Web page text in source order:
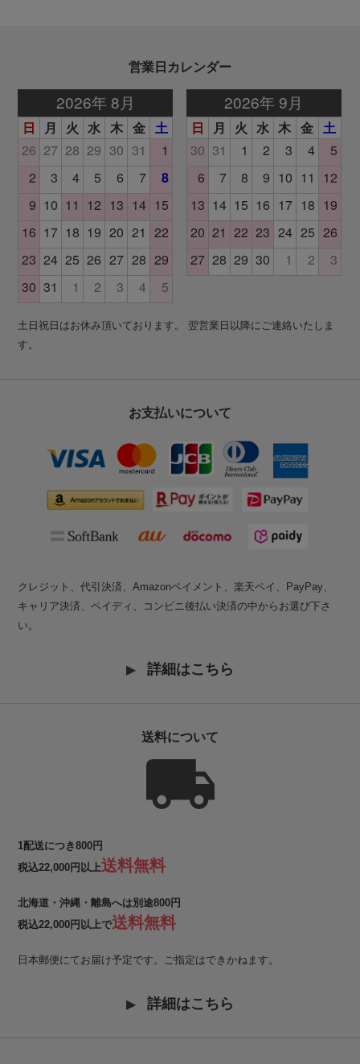
営業日カレンダー
土日祝日はお休み頂いております。 翌営業日以降にご連絡いたしま
す。
お支払いについて
クレジット、代引決済、Amazonペイメント、楽天ペイ、PayPay、
キャリア決済、ペイディ、コンビニ後払い決済の中からお選び下さ
い。
詳細はこちら
送料について
1配送につき800円
税込22,000円以上送料無料
北海道・沖縄・離島へは別途800円
税込22,000円以上で送料無料
日本郵便にてお届け予定です。ご指定はできかねます。
詳細はこちら